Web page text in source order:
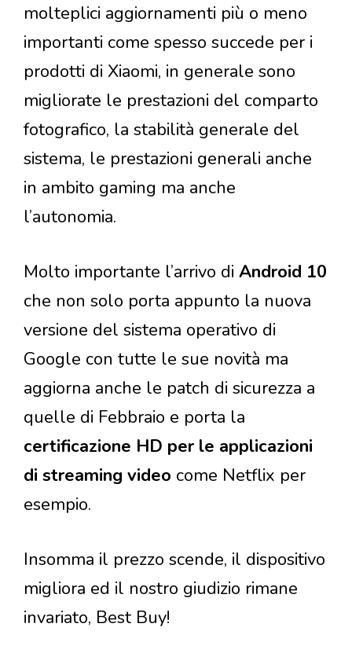
molteplici aggiornamenti più o meno
importanti come spesso succede per i
prodotti di Xiaomi, in generale sono
migliorate le prestazioni del comparto
fotografico, la stabilità generale del
sistema, le prestazioni generali anche
in ambito gaming ma anche
l’autonomia.
Molto importante l’arrivo di Android 10
che non solo porta appunto la nuova
versione del sistema operativo di
Google con tutte le sue novità ma
aggiorna anche le patch di sicurezza a
quelle di Febbraio e porta la
certificazione HD per le applicazioni
di streaming video come Netflix per
esempio.
Insomma il prezzo scende, il dispositivo
migliora ed il nostro giudizio rimane
invariato, Best Buy!